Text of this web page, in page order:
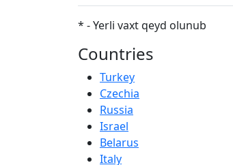
* - Yerli vaxt qeyd olunub
Countries
Turkey
Czechia
Russia
Israel
Belarus
Italy